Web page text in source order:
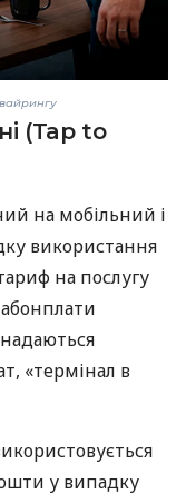
(Tap to
на мобільний і
використання
на послугу
«термінал в
у випадку